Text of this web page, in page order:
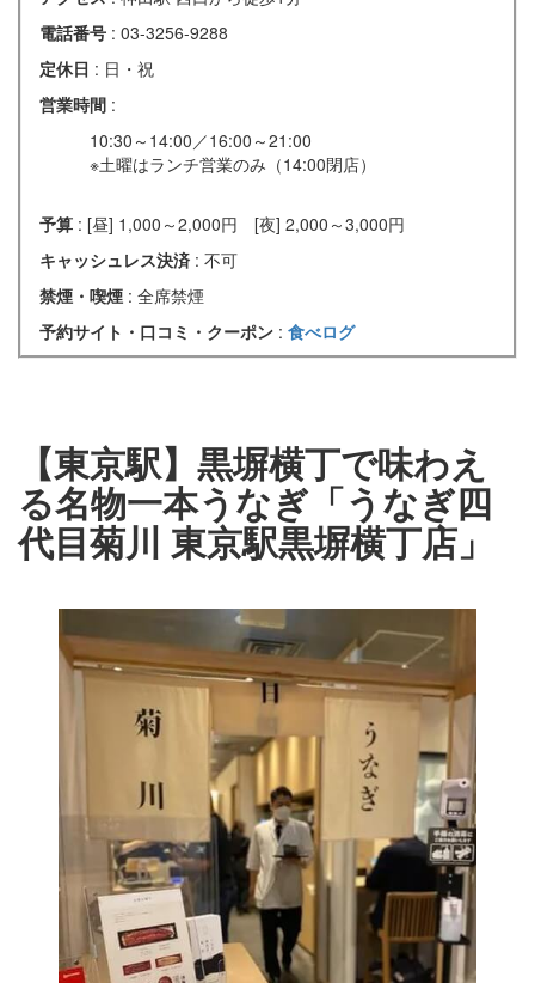
電話番号 : 03-3256-9288
定休日 : 日・祝
営業時間 :
10:30～14:00／16:00～21:00
※土曜はランチ営業のみ（14:00閉店）
予算 : [昼] 1,000～2,000円 [夜] 2,000～3,000円
キャッシュレス決済 : 不可
禁煙・喫煙 : 全席禁煙
予約サイト・口コミ・クーポン : 食べログ
【東京駅】黒塀横丁で味わえ
る名物一本うなぎ「うなぎ四
代目菊川 東京駅黒塀横丁店」